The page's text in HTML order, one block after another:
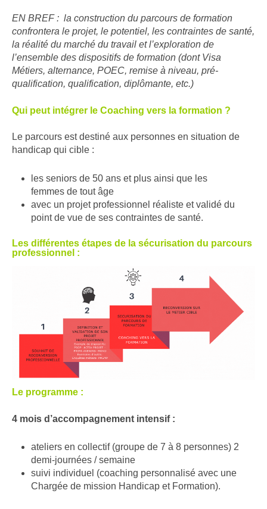
EN BREF : la construction du parcours de formation
confrontera le projet, le potentiel, les contraintes de santé,
la réalité du marché du travail et l’exploration de
l’ensemble des dispositifs de formation (dont Visa
Métiers, alternance, POEC, remise à niveau, pré-
qualification, qualification, diplômante, etc.)
Qui peut intégrer le Coaching vers la formation ?
Le parcours est destiné aux personnes en situation de
handicap qui cible :
les seniors de 50 ans et plus ainsi que les
femmes de tout âge
avec un projet professionnel réaliste et validé du
point de vue de ses contraintes de santé. ​
Les différentes étapes de la sécurisation du parcours
professionnel :
Le programme :
4 mois d’accompagnement intensif :
ateliers en collectif (groupe de 7 à 8 personnes) 2
demi-journées / semaine
suivi individuel (coaching personnalisé avec une
Chargée de mission Handicap et Formation​).